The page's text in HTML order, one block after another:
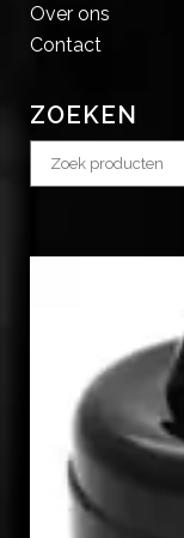
Over ons
Contact
ZOEKEN